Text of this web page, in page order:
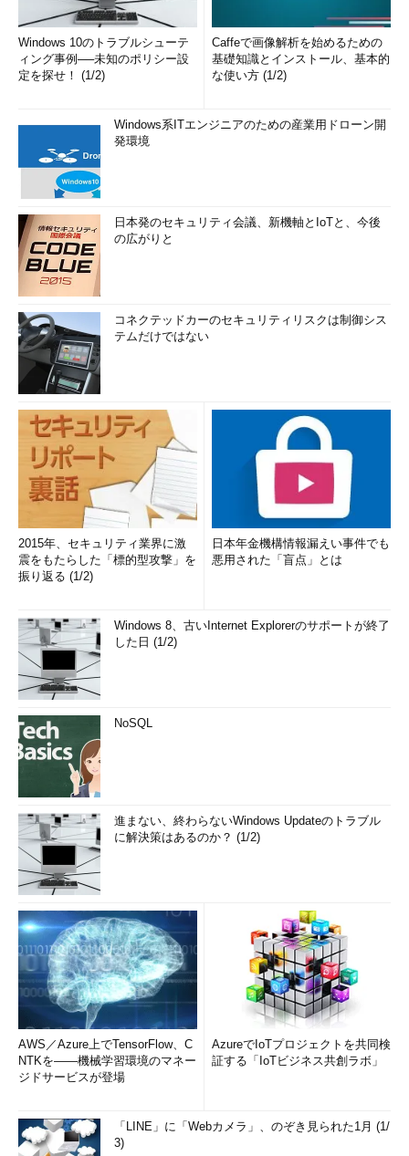
Windows 10のトラブルシューテ
ィング事例──未知のポリシー設
定を探せ！ (1/2)
Caffeで画像解析を始めるための
基礎知識とインストール、基本的
な使い方 (1/2)
Windows系ITエンジニアのための産業用ドローン開
発環境
日本発のセキュリティ会議、新機軸とIoTと、今後
の広がりと
コネクテッドカーのセキュリティリスクは制御シス
テムだけではない
2015年、セキュリティ業界に激
震をもたらした「標的型攻撃」を
振り返る (1/2)
日本年金機構情報漏えい事件でも
悪用された「盲点」とは
Windows 8、古いInternet Explorerのサポートが終了
した日 (1/2)
NoSQL
進まない、終わらないWindows Updateのトラブル
に解決策はあるのか？ (1/2)
AWS／Azure上でTensorFlow、C
NTKを――機械学習環境のマネー
ジドサービスが登場
AzureでIoTプロジェクトを共同検
証する「IoTビジネス共創ラボ」
「LINE」に「Webカメラ」、のぞき見られた1月 (1/
3)